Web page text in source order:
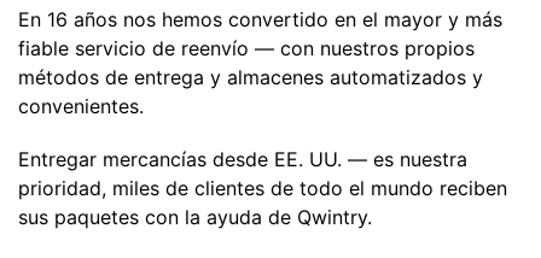
En 16 años nos hemos convertido en el mayor y más
fiable servicio de reenvío — con nuestros propios
métodos de entrega y almacenes automatizados y
convenientes.
Entregar mercancías desde EE. UU. — es nuestra
prioridad, miles de clientes de todo el mundo reciben
sus paquetes con la ayuda de Qwintry.